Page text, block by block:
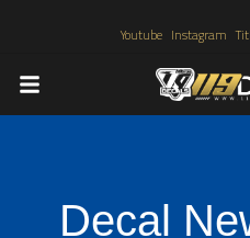
Youtube Instagram
Decal